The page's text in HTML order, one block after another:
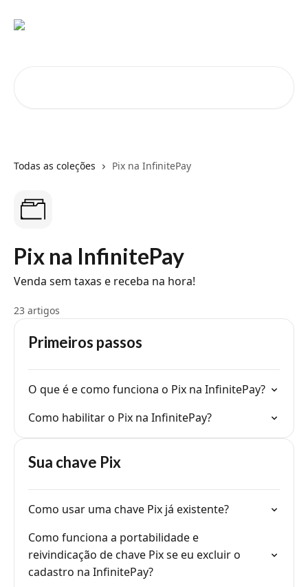
Todas as coleções Pix na InfinitePay
Pix na InfinitePay
Venda sem taxas e receba na hora!
23 artigos
Primeiros passos
O que é e como funciona o Pix na InfinitePay?
Como habilitar o Pix na InfinitePay?
Sua chave Pix
Como usar uma chave Pix já existente?
Como funciona a portabilidade e
reivindicação de chave Pix se eu excluir o
cadastro na InfinitePay?